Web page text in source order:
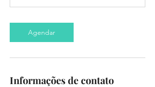
Agendar
Informações de contato